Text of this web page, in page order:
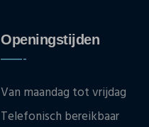
Openingstijden
Van maandag tot vrijdag
Telefonisch bereikbaar